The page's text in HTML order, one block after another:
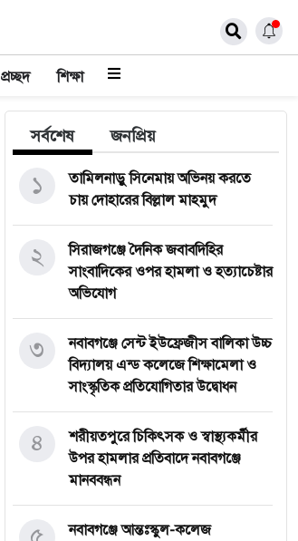
প্রচ্ছদ শিক্ষা
সর্বশেষ জনপ্রিয়
তামিলনাড়ু সিনেমায় অভিনয় করতে
চায় দোহারের বিল্লাল মাহমুদ
১
সিরাজগঞ্জে দৈনিক জবাবদিহির
সাংবাদিকের ওপর হামলা ও হত্যাচেষ্টার
অভিযোগ
২
নবাবগঞ্জে সেন্ট ইউফ্রেজীস বালিকা উচ্চ
বিদ্যালয় এন্ড কলেজে শিক্ষামেলা ও
সাংস্কৃতিক প্রতিযোগিতার উদ্বোধন
৩
শরীয়তপুরে চিকিৎসক ও স্বাস্থ্যকর্মীর
উপর হামলার প্রতিবাদে নবাবগঞ্জে
মানববন্ধন
৪
নবাবগঞ্জে আন্তঃস্কুল-কলেজ